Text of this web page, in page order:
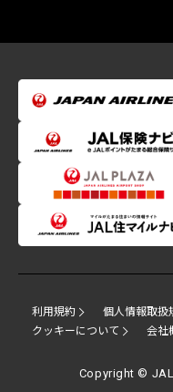
利用規約 個人情報取扱
クッキーについて
会社
Copyright ©